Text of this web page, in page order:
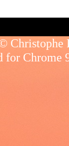
Christophe
for Chrome